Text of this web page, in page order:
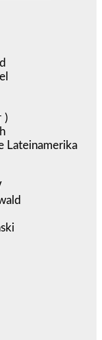
)
Lateinamerika